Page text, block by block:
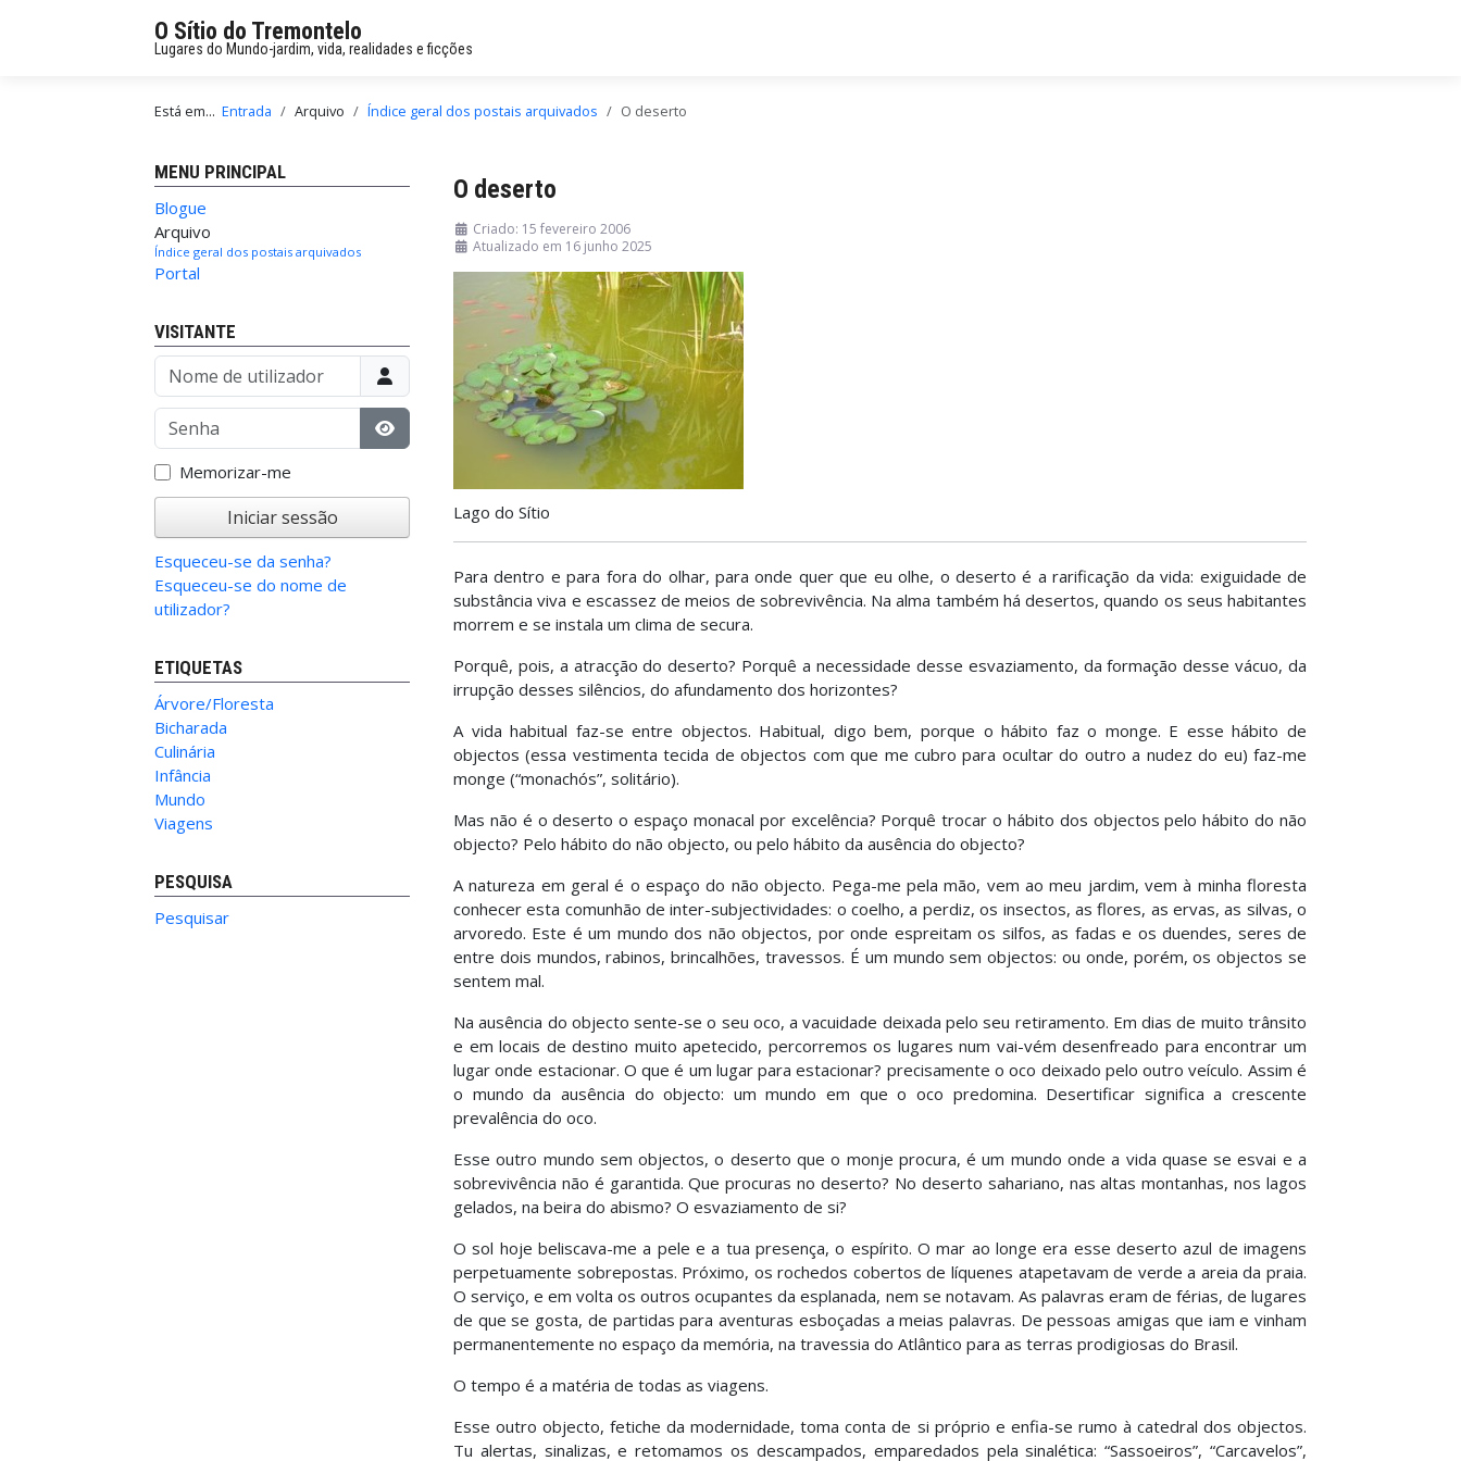
O Sítio do Tremontelo
Lugares do Mundo-jardim, vida, realidades e ficções
Está em... Entrada Arquivo Índice geral dos postais arquivados O deserto
MENU PRINCIPAL
Blogue
Arquivo
Índice geral dos postais arquivados
Portal
VISITANTE
Nome de utilizador
Senha
Mostrar senha
Memorizar-me
Iniciar sessão
Esqueceu-se da senha?
Esqueceu-se do nome de
utilizador?
ETIQUETAS
Árvore/Floresta
Bicharada
Culinária
Infância
Mundo
Viagens
PESQUISA
Pesquisar
O deserto
Criado: 15 fevereiro 2006
Atualizado em 16 junho 2025
Lago do Sítio
Para dentro e para fora do olhar, para onde quer que eu olhe, o deserto é a rarificação da vida: exiguidade de
substância viva e escassez de meios de sobrevivência. Na alma também há desertos, quando os seus habitantes
morrem e se instala um clima de secura.
Porquê, pois, a atracção do deserto? Porquê a necessidade desse esvaziamento, da formação desse vácuo, da
irrupção desses silêncios, do afundamento dos horizontes?
A vida habitual faz-se entre objectos. Habitual, digo bem, porque o hábito faz o monge. E esse hábito de
objectos (essa vestimenta tecida de objectos com que me cubro para ocultar do outro a nudez do eu) faz-me
monge (“monachós”, solitário).
Mas não é o deserto o espaço monacal por excelência? Porquê trocar o hábito dos objectos pelo hábito do não
objecto? Pelo hábito do não objecto, ou pelo hábito da ausência do objecto?
A natureza em geral é o espaço do não objecto. Pega-me pela mão, vem ao meu jardim, vem à minha floresta
conhecer esta comunhão de inter-subjectividades: o coelho, a perdiz, os insectos, as flores, as ervas, as silvas, o
arvoredo. Este é um mundo dos não objectos, por onde espreitam os silfos, as fadas e os duendes, seres de
entre dois mundos, rabinos, brincalhões, travessos. É um mundo sem objectos: ou onde, porém, os objectos se
sentem mal.
Na ausência do objecto sente-se o seu oco, a vacuidade deixada pelo seu retiramento. Em dias de muito trânsito
e em locais de destino muito apetecido, percorremos os lugares num vai-vém desenfreado para encontrar um
lugar onde estacionar. O que é um lugar para estacionar? precisamente o oco deixado pelo outro veículo. Assim é
o mundo da ausência do objecto: um mundo em que o oco predomina. Desertificar significa a crescente
prevalência do oco.
Esse outro mundo sem objectos, o deserto que o monje procura, é um mundo onde a vida quase se esvai e a
sobrevivência não é garantida. Que procuras no deserto? No deserto sahariano, nas altas montanhas, nos lagos
gelados, na beira do abismo? O esvaziamento de si?
O sol hoje beliscava-me a pele e a tua presença, o espírito. O mar ao longe era esse deserto azul de imagens
perpetuamente sobrepostas. Próximo, os rochedos cobertos de líquenes atapetavam de verde a areia da praia.
O serviço, e em volta os outros ocupantes da esplanada, nem se notavam. As palavras eram de férias, de lugares
de que se gosta, de partidas para aventuras esboçadas a meias palavras. De pessoas amigas que iam e vinham
permanentemente no espaço da memória, na travessia do Atlântico para as terras prodigiosas do Brasil.
O tempo é a matéria de todas as viagens.
Esse outro objecto, fetiche da modernidade, toma conta de si próprio e enfia-se rumo à catedral dos objectos.
Tu alertas, sinalizas, e retomamos os descampados, emparedados pela sinalética: “Sassoeiros”, “Carcavelos”,